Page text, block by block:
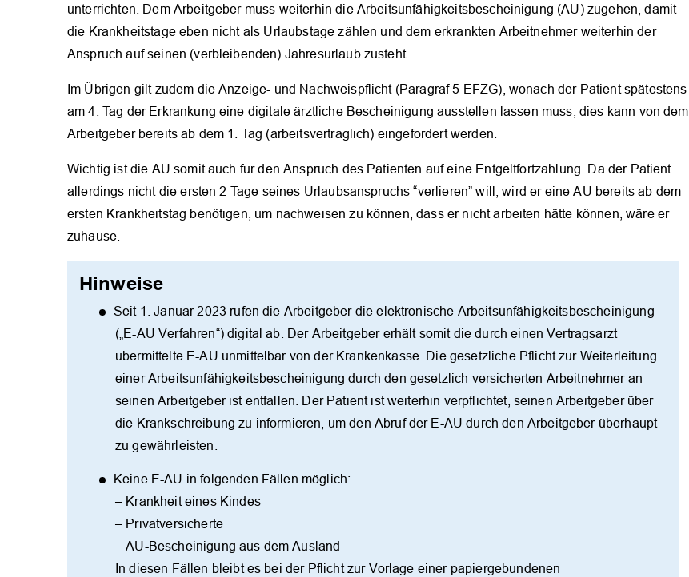
unterrichten. Dem Arbeitgeber muss weiterhin die Arbeitsunfähigkeitsbescheinigung (AU) zugehen, damit
die Krankheitstage eben nicht als Urlaubstage zählen und dem erkrankten Arbeitnehmer weiterhin der
Anspruch auf seinen (verbleibenden) Jahresurlaub zusteht.
Im Übrigen gilt zudem die Anzeige- und Nachweispflicht (Paragraf 5 EFZG), wonach der Patient spätestens
am 4. Tag der Erkrankung eine digitale ärztliche Bescheinigung ausstellen lassen muss; dies kann von dem
Arbeitgeber bereits ab dem 1. Tag (arbeitsvertraglich) eingefordert werden.
Wichtig ist die AU somit auch für den Anspruch des Patienten auf eine Entgeltfortzahlung. Da der Patient
allerdings nicht die ersten 2 Tage seines Urlaubsanspruchs “verlieren” will, wird er eine AU bereits ab dem
ersten Krankheitstag benötigen, um nachweisen zu können, dass er nicht arbeiten hätte können, wäre er
zuhause.
Hinweise
Seit 1. Januar 2023 rufen die Arbeitgeber die elektronische Arbeitsunfähigkeitsbescheinigung
(„E-AU Verfahren“) digital ab. Der Arbeitgeber erhält somit die durch einen Vertragsarzt
übermittelte E-AU unmittelbar von der Krankenkasse. Die gesetzliche Pflicht zur Weiterleitung
einer Arbeitsunfähigkeitsbescheinigung durch den gesetzlich versicherten Arbeitnehmer an
seinen Arbeitgeber ist entfallen. Der Patient ist weiterhin verpflichtet, seinen Arbeitgeber über
die Krankschreibung zu informieren, um den Abruf der E-AU durch den Arbeitgeber überhaupt
zu gewährleisten.
Keine E-AU in folgenden Fällen möglich:
– Krankheit eines Kindes
– Privatversicherte
– AU-Bescheinigung aus dem Ausland
In diesen Fällen bleibt es bei der Pflicht zur Vorlage einer papiergebundenen